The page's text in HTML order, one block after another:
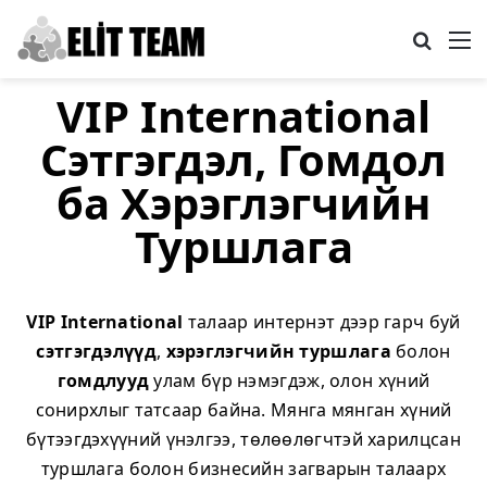
VIP International
Сэтгэгдэл, Гомдол
ба Хэрэглэгчийн
Туршлага
VIP International талаар интернэт дээр гарч буй
сэтгэгдэлүүд, хэрэглэгчийн туршлага болон
гомдлуудулам бүр нэмэгдэж, олон хүний
сонирхлыг татсаар байна. Мянга мянган хүний
бүтээгдэхүүний үнэлгээ, төлөөлөгчтэй харилцсан
туршлага болон бизнесийн загварын талаарх